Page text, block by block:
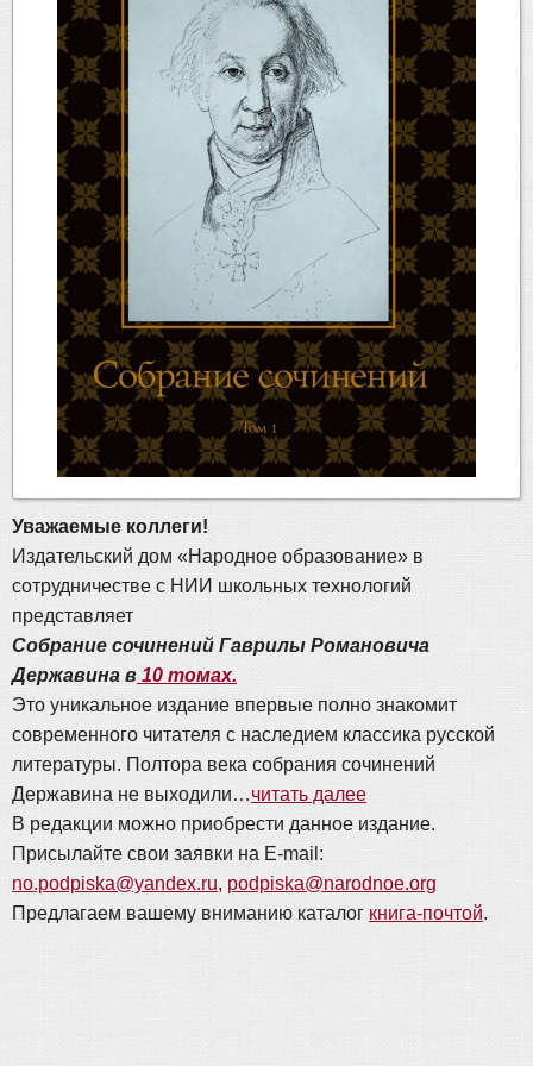
Уважаемые коллеги!
Издательский дом «Народное образование» в
сотрудничестве с НИИ школьных технологий
представляет
Cобрание сочинений Гаврилы Романовича
Державина в 10 томах.
Это уникальное издание впервые полно знакомит
современного читателя с наследием классика русской
литературы. Полтора века собрания сочинений
Державина не выходили…читать далее
В редакции можно приобрести данное издание.
Присылайте свои заявки на E-mail:
no.podpiska@yandex.ru, podpiska@narodnoe.org
Предлагаем вашему вниманию каталог книга-почтой.